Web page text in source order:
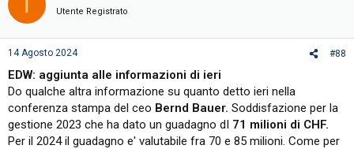
i
n
s
Utente Registrato
14 Agosto 2024 #88
EDW: aggiunta alle informazioni di ieri
Do qualche altra informazione su quanto detto ieri nella
conferenza stampa del ceo Bernd Bauer. Soddisfazione per la
gestione 2023 che ha dato un guadagno dI 71 milioni di CHF.
Per il 2024 il guadagno e' valutabile fra 70 e 85 milioni. Come per